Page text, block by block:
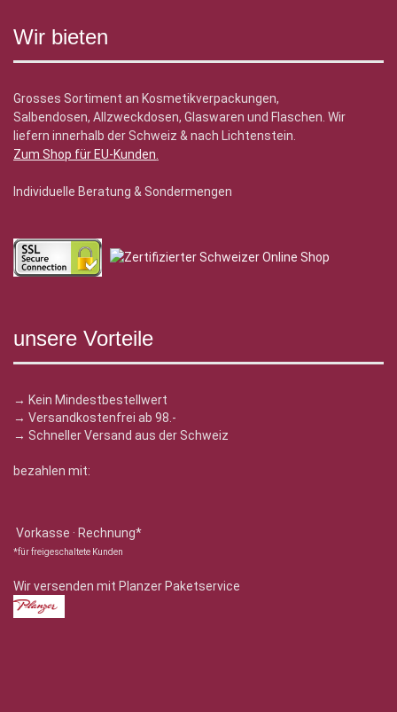
Wir bieten
Grosses Sortiment an Kosmetikverpackungen,
Salbendosen, Allzweckdosen, Glaswaren und Flaschen. Wir
liefern innerhalb der Schweiz & nach Lichtenstein.
Zum Shop für EU-Kunden.
Individuelle Beratung & Sondermengen
unsere Vorteile
→ Kein Mindestbestellwert
→ Versandkostenfrei ab 98.-
→ Schneller Versand aus der Schweiz
bezahlen mit:
Vorkasse · Rechnung*
*für freigeschaltete Kunden
Wir versenden mit Planzer Paketservice